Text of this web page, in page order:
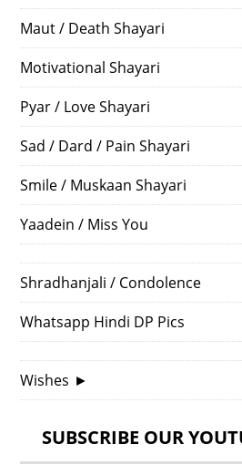
Maut / Death Shayari
Motivational Shayari
Pyar / Love Shayari
Sad / Dard / Pain Shayari
Smile / Muskaan Shayari
Yaadein / Miss You
Shradhanjali / Condolence
Whatsapp Hindi DP Pics
Wishes ►
SUBSCRIBE OUR